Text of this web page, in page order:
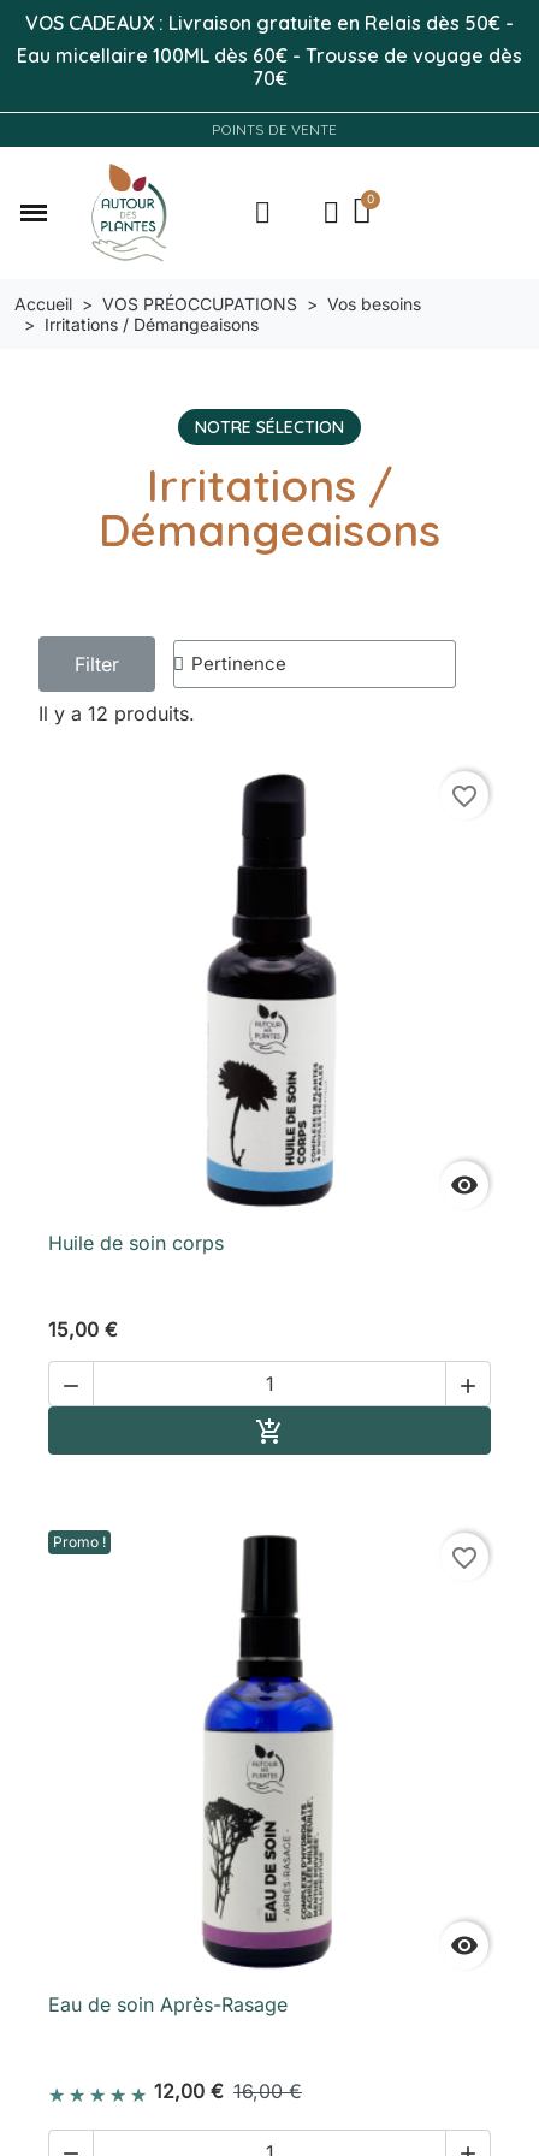
VOS CADEAUX : Livraison gratuite en Relais dès 50€ -
Eau micellaire 100ML dès 60€ - Trousse de voyage dès
70€
POINTS DE VENTE
Accueil VOS PRÉOCCUPATIONS
Vos besoins
Irritations / Démangeaisons
NOTRE SÉLECTION
Irritations /
Démangeaisons
Il y a 12 produits.
Filter

favorite_border
Huile de soin corps
15,00 €
 

Promo !

favorite_border
Eau de soin Après-Rasage
12,00 € 16,00 €